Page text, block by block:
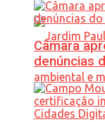
Câmara
denúncias